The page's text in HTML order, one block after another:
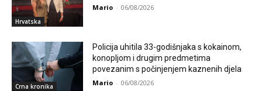
Hrvatska
Mario - 06/08/2026
Crna kronika
Policija uhitila 33-godišnjaka s kokainom,
konopljom i drugim predmetima
povezanim s počinjenjem kaznenih djela
Mario - 06/08/2026